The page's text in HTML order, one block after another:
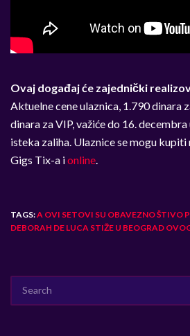
Ovaj događaj će zajednički
Aktuelne cene ulaznica, 1.790 dinara
dinara za VIP, važiće do 16.
isteka zaliha. Ulaznice se mogu kupiti
Gigs Tix-a ionline
TAGS:A OVI SETOVI SU OBAVEZNO ŠTIVO
DEBORAH DE LUCA STIŽE U BEOGRAD
FOR: